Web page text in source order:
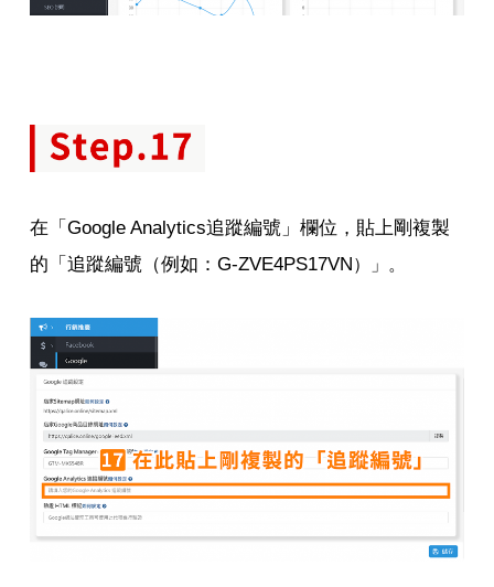
在「Google Analytics追蹤編號」欄位，貼上剛複製
的「追蹤編號（例如：G-ZVE4PS17VN）」。